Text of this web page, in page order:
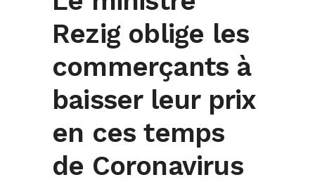
Rezig oblige les
commerçants à
baisser leur prix
en ces temps
de Coronavirus